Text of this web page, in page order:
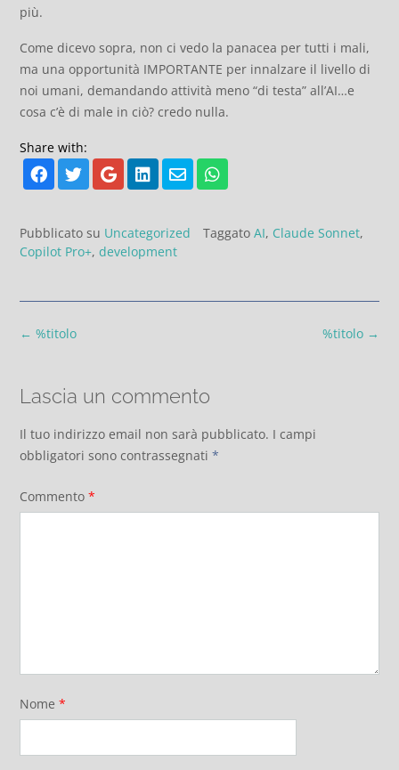
più.
Come dicevo sopra, non ci vedo la panacea per tutti i mali,
ma una opportunità IMPORTANTE per innalzare il livello di
noi umani, demandando attività meno “di testa” all’AI…e
cosa c’è di male in ciò? credo nulla.
Share with:
Pubblicato su Uncategorized Taggato AI, Claude Sonnet,
Copilot Pro+, development
Navigazione
%titolo →
← %titolo
Lascia un commento
Il tuo indirizzo email non sarà pubblicato. I campi
obbligatori sono contrassegnati *
Commento *
Nome *